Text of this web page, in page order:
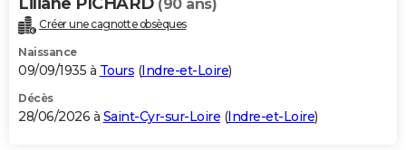
(90 ans)
Créer une cagnotte obsèques
Naissance
09/09/1935 à Tours (Indre-et-Loire)
Décès
28/06/2026 à Saint-Cyr-sur-Loire (Indre-et-Loire)